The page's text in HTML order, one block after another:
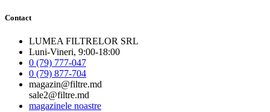
Contact
LUMEA FILTRELOR SRL
Luni-Vineri, 9:00-18:00
0 (79) 777-047
0 (79) 877-704
magazin@filtre.md
sale2@filtre.md
magazinele noastre